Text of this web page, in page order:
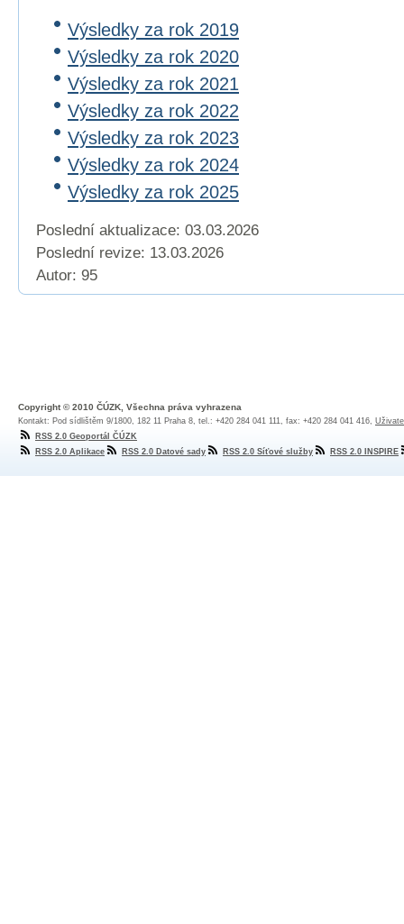
Výsledky za rok 2019
Výsledky za rok 2020
Výsledky za rok 2021
Výsledky za rok 2022
Výsledky za rok 2023
Výsledky za rok 2024
Výsledky za rok 2025
Poslední aktualizace: 03.03.2026
Poslední revize: 13.03.2026
Autor: 95
Copyright © 2010 ČÚZK, Všechna práva vyhrazena
Kontakt: Pod sídlištěm 9/1800, 182 11 Praha 8, tel.: +420 284 041 111, fax: +420 284 041 416,
RSS 2.0 Geoportál ČÚZK
RSS 2.0 Aplikace
RSS 2.0 Datové sady RSS 2.0 Síťové služby RSS 2.0 INSPIRE